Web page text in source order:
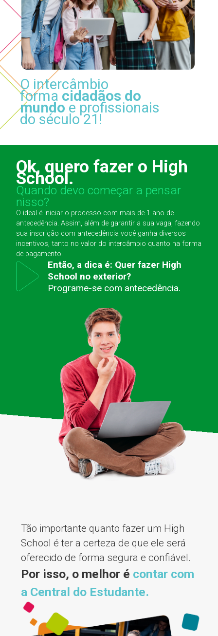
O intercâmbio
forma cidadãos do
mundo e profissionais
do século 21!
Ok, quero fazer o High
School.
Quando devo começar a pensar
nisso?
O ideal é iniciar o processo com mais de 1 ano de
antecedência. Assim, além de garantir a sua vaga, fazendo
sua inscrição com antecedência você ganha diversos
incentivos, tanto no valor do intercâmbio quanto na forma
de pagamento.
Então, a dica é: Quer fazer High
School no exterior?
Programe-se com antecedência.
Tão importante quanto fazer um High
School é ter a certeza de que ele será
oferecido de forma segura e confiável.
Por isso, o melhor é contar com
a Central do Estudante.